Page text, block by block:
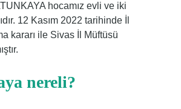
hocamız evli ve iki
12 Kasım 2022 tarihinde İl
kararı ile Sivas İl Müftüsü
nereli?